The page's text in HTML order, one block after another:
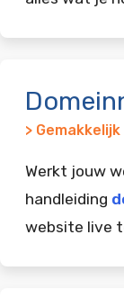
>
Werkt jouw
handleiding
website live